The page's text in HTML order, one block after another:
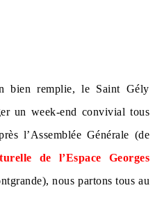
bien remplie, le Saint Gély
un week-end convivial tous
l’Assemblée Générale (de
de l’Espace Georges
nous partons tous au